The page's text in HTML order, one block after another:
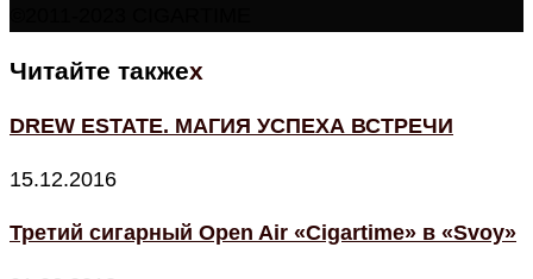
Читайте такжеx
DREW ESTATE. МАГИЯ УСПЕХА ВСТРЕЧИ
15.12.2016
Третий сигарный Open Air «Cigartime» в «Svoy»